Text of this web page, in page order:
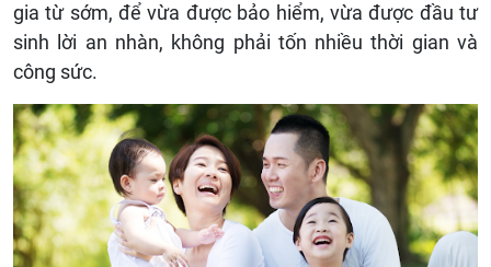
gia từ sớm, để vừa được bảo hiểm, vừa được đầu tư
sinh lời an nhàn, không phải tốn nhiều thời gian và
công sức.